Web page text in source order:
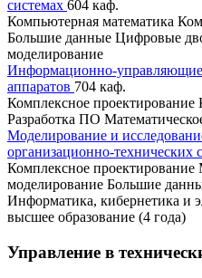
системах 604 каф.
Компьютерная математика
Большие данные Цифровые
моделирование
Информационно-управляющие
аппаратов 704 каф.
Комплексное проектирование
Разработка ПО
Моделирование и
организационно-технических
Комплексное проектирование
моделирование Большие
Информатика, кибернетика и
высшее образование (4 года)
Управление в